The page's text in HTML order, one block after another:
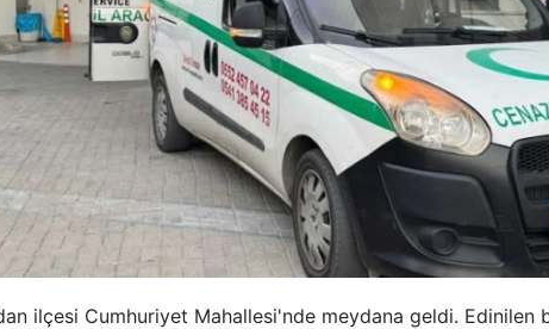
ilçesi Cumhuriyet Mahallesi'nde meydana geldi. Edinilen